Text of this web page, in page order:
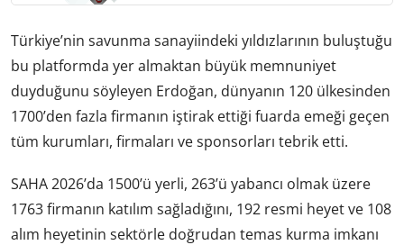
Türkiye’nin savunma sanayiindeki yıldızlarının buluştuğu
bu platformda yer almaktan büyük memnuniyet
duyduğunu söyleyen Erdoğan, dünyanın 120 ülkesinden
1700’den fazla firmanın iştirak ettiği fuarda emeği geçen
tüm kurumları, firmaları ve sponsorları tebrik etti.
SAHA 2026’da 1500’ü yerli, 263’ü yabancı olmak üzere
1763 firmanın katılım sağladığını, 192 resmi heyet ve 108
alım heyetinin sektörle doğrudan temas kurma imkanı